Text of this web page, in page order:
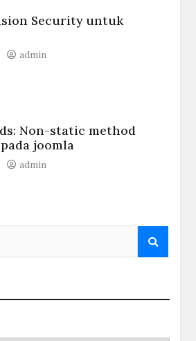
Security untuk
admin
Non-static method
joomla
admin